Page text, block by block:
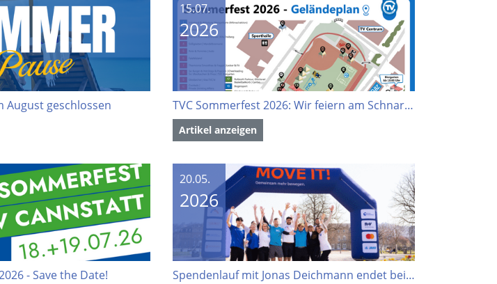
August geschlossen
15.07.
2026
TVC Sommerfest 2026: Wir feiern am Schnarrenberg
Artikel anzeigen
- Save the Date!
20.05.
2026
Spendenlauf mit Jonas Deichmann endet beim TV Cannstatt